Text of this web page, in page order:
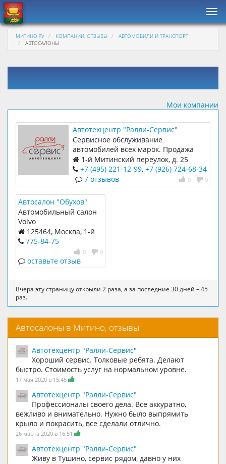
МИТИНО.РУ КОМПАНИИ, ОТЗЫВЫ
АВТОМОБИЛИ И ТРАНСПОРТ
АВТОСАЛОНЫ
Мои компании
Автотехцентр "Ралли-Сервис"
Сервисное обслуживание
автомобилей всех марок. Продажа
авто с пробегом
1-й Митинский переулок, д. 25
+7 (495) 221-12-99, +7 (926) 724-68-34
0 0
7 отзывов
Автосалон "Обухов"
Автомобильный салон
Volvo
125464, Москва, 1-й
Митинский пер., д.12
775-84-75
0 0
оставьте отзыв
Вчера эту страницу открыли 2 раза, а за последние 30 дней – 45
раз.
Автосалоны в Митино, отзывы
Автотехцентр "Ралли-Сервис"
Хороший сервис. Толковые ребята. Делают
быстро. Стоимость услуг на нормальном уровне.
17 мая 2020 в 15:45
Автотехцентр "Ралли-Сервис"
Профессионалы своего дела. Все аккуратно,
вежливо и внимательно. Нужно было выпрямить
крыло и покрасить, все сделали отлично.
26 марта 2020 в 16:51
Автотехцентр "Ралли-Сервис"
Живу в Тушино, сервис рядом, давно у них